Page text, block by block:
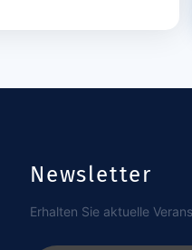
Newsletter
Erhalten Sie aktuelle